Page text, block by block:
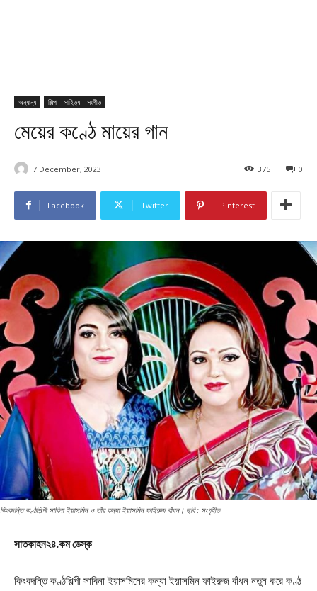
অন্যান্য শিল্প—সাহিত্য—সংগীত
মেয়ের কণ্ঠে মায়ের গান
7 December, 2023 0
375
Facebook Twitter Pinterest
কিংবদন্তি কণ্ঠশিল্পী সাবিনা ইয়াসমিন ও তাঁর কন্যা ইয়াসমিন ফাইরুজ বাঁধন। ছবি : সংগৃহীত
সাতকাহন২৪.কম ডেস্ক
কিংবদন্তি কণ্ঠশিল্পী সাবিনা ইয়াসমিনের কন্যা ইয়াসমিন ফাইরুজ বাঁধন নতুন করে কণ্ঠ